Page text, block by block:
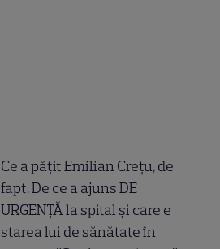
Ce a pățit Emilian Crețu, de
fapt. De ce a ajuns DE
URGENȚĂ la spital și care e
starea lui de sănătate în